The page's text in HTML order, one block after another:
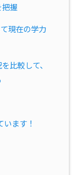
握
現在の学力
比較して、
ます！